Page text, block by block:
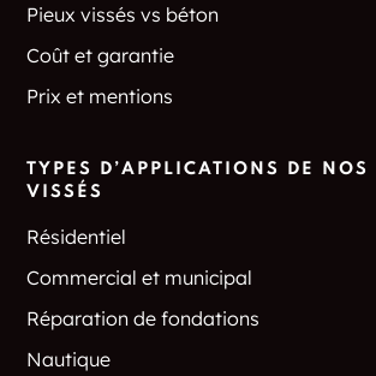
Pieux vissés vs béton
Coût et garantie
Prix et mentions
TYPES D’APPLICATIONS DE NOS
VISSÉS
Résidentiel
Commercial et municipal
Réparation de fondations
Nautique